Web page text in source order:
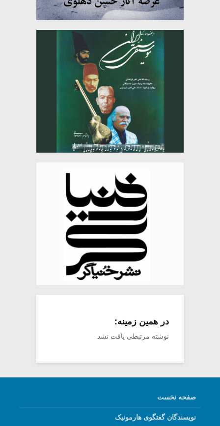
در همین زمینه:
نوشته مرتبطی یافت نشد
صفحه نخست
نویسندگان گفتگوی هارمونیک